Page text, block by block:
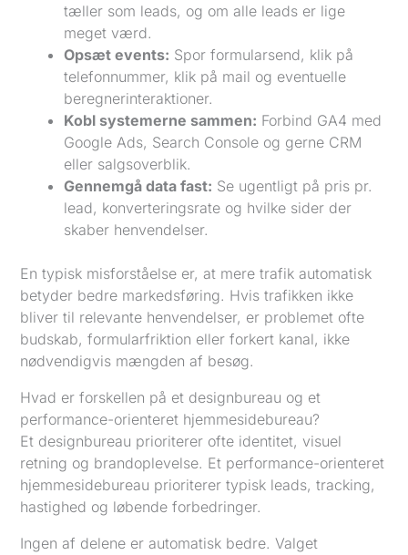
tæller som leads, og om alle leads er lige
meget værd.
Opsæt events: Spor formularsend, klik på
telefonnummer, klik på mail og eventuelle
beregnerinteraktioner.
Kobl systemerne sammen: Forbind GA4 med
Google Ads, Search Console og gerne CRM
eller salgsoverblik.
Gennemgå data fast: Se ugentligt på pris pr.
lead, konverteringsrate og hvilke sider der
skaber henvendelser.
En typisk misforståelse er, at mere trafik automatisk
betyder bedre markedsføring. Hvis trafikken ikke
bliver til relevante henvendelser, er problemet ofte
budskab, formularfriktion eller forkert kanal, ikke
nødvendigvis mængden af besøg.
Hvad er forskellen på et designbureau og et
performance-orienteret hjemmesidebureau?
Et designbureau prioriterer ofte identitet, visuel
retning og brandoplevelse. Et performance-orienteret
hjemmesidebureau prioriterer typisk leads, tracking,
hastighed og løbende forbedringer.
Ingen af delene er automatisk bedre. Valget